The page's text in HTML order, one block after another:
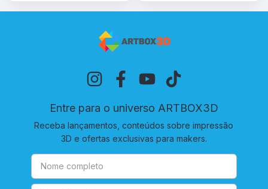
Entre para o universo ARTBOX3D
Receba lançamentos, conteúdos sobre impressão
3D e ofertas exclusivas para makers.